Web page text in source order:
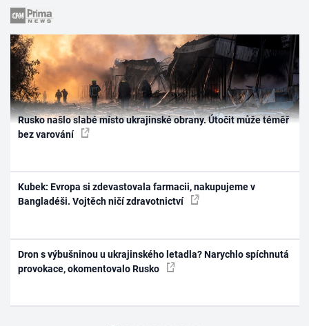
Rusko našlo slabé místo ukrajinské obrany. Útočit může téměř
bez varování
Kubek: Evropa si zdevastovala farmacii, nakupujeme v
Bangladéši. Vojtěch ničí zdravotnictví
Dron s výbušninou u ukrajinského letadla? Narychlo spíchnutá
provokace, okomentovalo Rusko